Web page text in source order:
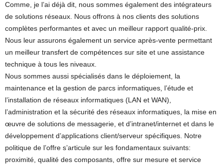
Comme, je l’ai déjà dit, nous sommes également des intégrateurs
de solutions réseaux. Nous offrons à nos clients des solutions
complètes performantes et avec un meilleur rapport qualité-prix.
Nous leur assurons également un service après-vente permettant
un meilleur transfert de compétences sur site et une assistance
technique à tous les niveaux.
Nous sommes aussi spécialisés dans le déploiement, la
maintenance et la gestion de parcs informatiques, l’étude et
l’installation de réseaux informatiques (LAN et WAN),
l’administration et la sécurité des réseaux informatiques, la mise en
œuvre de solutions de messagerie, et d’intranet/internet et dans le
développement d’applications client/serveur spécifiques. Notre
politique de l’offre s’articule sur les fondamentaux suivants:
proximité, qualité des composants, offre sur mesure et service